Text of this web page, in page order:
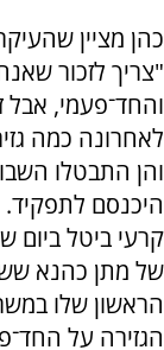
כהן מציין
"צריך לזכור
והחד־פעמי, אבל
לאחרונה כמה
והן התבטלו
היכנסם
קרעי ביטל
של מתן כהנא
הראשון שלו
הגזירה על